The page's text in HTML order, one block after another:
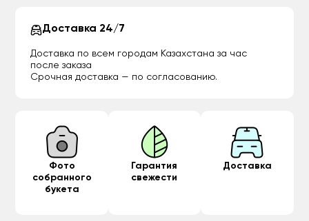
Доставка 24/7
Доставка по всем городам Казахстана за час
после заказа
Срочная доставка — по согласованию.
Фото
собранного
букета
Гарантия
свежести
Доставка